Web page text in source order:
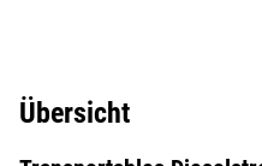
Übersicht